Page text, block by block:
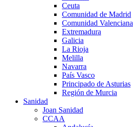
Ceuta
Comunidad de Madrid
Comunidad Valenciana
Extremadura
Galicia
La Rioja
Melilla
Navarra
País Vasco
Principado de Asturias
Región de Murcia
Sanidad
Joan Sanidad
CCAA